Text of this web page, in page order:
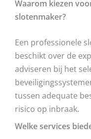
Waarom kiezen
slotenmaker?
Een professionele
beschikt over de
adviseren bij het
tussen adequate
risico op inbraak.
Welke services